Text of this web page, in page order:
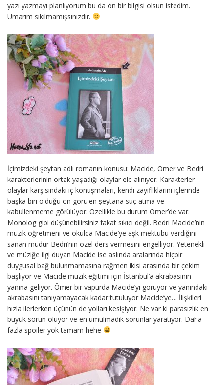
yazı yazmayı planlıyorum bu da ön bir bilgisi olsun istedim.
Umarım sıkılmamışsınızdır.
İçimizdeki şeytan adlı romanın konusu: Macide, Ömer ve Bedri
karakterlerinin ortak yaşadığı olaylar ele alınıyor. Karakterler
olaylar karşısındaki iç konuşmaları, kendi zayıflıklarını içlerinde
başka biri olduğu ön görülen şeytana suç atma ve
kabullenmeme görülüyor. Özellikle bu durum Ömer’de var.
Monolog gibi düşünebilirsiniz fakat sıkıcı değil. Bedri Macide’nin
müzik öğretmeni ve okulda Macide’ye aşk mektubu verdiğini
sanan müdür Bedri’nin özel ders vermesini engelliyor. Yetenekli
ve müziğe ilgi duyan Macide ise aslında aralarında hiçbir
duygusal bağ bulunmamasına rağmen ikisi arasında bir çekim
başlıyor ve Macide müzik eğitimi için İstanbul’a akrabasının
yanına geliyor. Ömer bir vapurda Macide’yi görüyor ve yanındaki
akrabasını tanıyamayacak kadar tutuluyor Macide’ye… İlişkileri
hızla ilerlerken üçünün de yolları kesişiyor. Ne var ki parasızlık en
büyük sorun oluyor ve en umulmadık sorunlar yaratıyor. Daha
fazla spoiler yok tamam hehe